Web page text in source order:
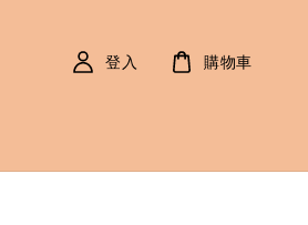
登入 購物車